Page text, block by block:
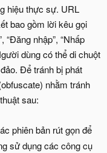
hiệu thực sự. URL
bao gồm lời kêu gọi
“Đăng nhập”, “Nhấp
dùng có thể di chuột
Để tránh bị phát
nhằm tránh
sau:
phiên bản rút gọn để
sử dụng các công cụ